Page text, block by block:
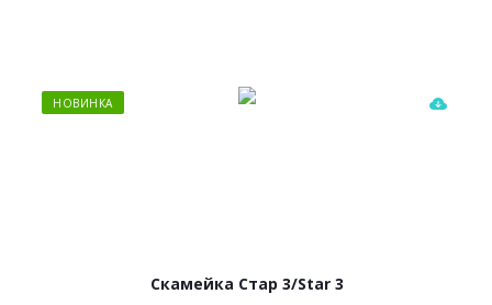
НОВИНКА
Скамейка Стар 3/Star 3